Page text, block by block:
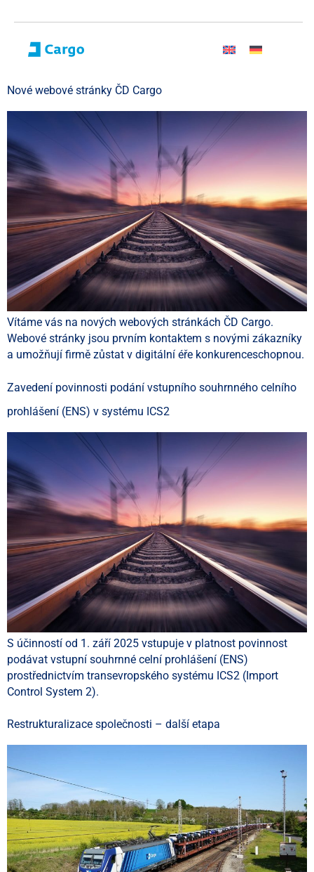
Nové webové stránky ČD Cargo
Vítáme vás na nových webových stránkách ČD Cargo.
Webové stránky jsou prvním kontaktem s novými zákazníky
a umožňují firmě zůstat v digitální éře konkurenceschopnou.
Zavedení povinnosti podání vstupního souhrnného celního
prohlášení (ENS) v systému ICS2
S účinností od 1. září 2025 vstupuje v platnost povinnost
podávat vstupní souhrnné celní prohlášení (ENS)
prostřednictvím transevropského systému ICS2 (Import
Control System 2).
Restrukturalizace společnosti – další etapa